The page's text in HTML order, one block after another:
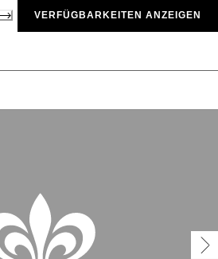
VERFÜGBARKEITEN ANZEIGEN